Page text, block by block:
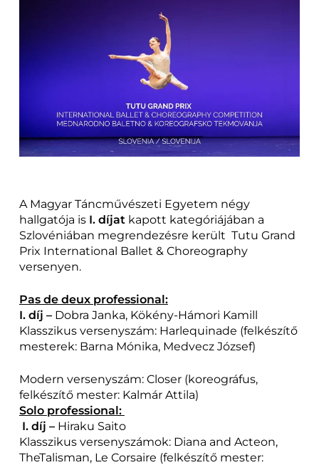
A Magyar Táncművészeti Egyetem négy
hallgatója is I. díjat kapott kategóriájában a
Szlovéniában megrendezésre került Tutu Grand
Prix International Ballet & Choreography
versenyen.
Pas de deux professional:
I. díj – Dobra Janka, Kökény-Hámori Kamill
Klasszikus versenyszám: Harlequinade (felkészítő
mesterek: Barna Mónika, Medvecz József)
Modern versenyszám: Closer (koreográfus,
felkészítő mester: Kalmár Attila)
Solo professional:
I. díj – Hiraku Saito
Klasszikus versenyszámok: Diana and Acteon,
TheTalisman, Le Corsaire (felkészítő mester: